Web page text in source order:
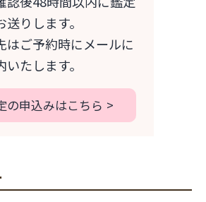
りします。
はご予約時にメールに
たします。
の申込みはこちら